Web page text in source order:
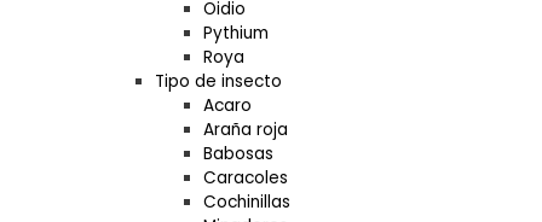
Oidio
Pythium
Roya
Tipo de insecto
Acaro
Araña roja
Babosas
Caracoles
Cochinillas